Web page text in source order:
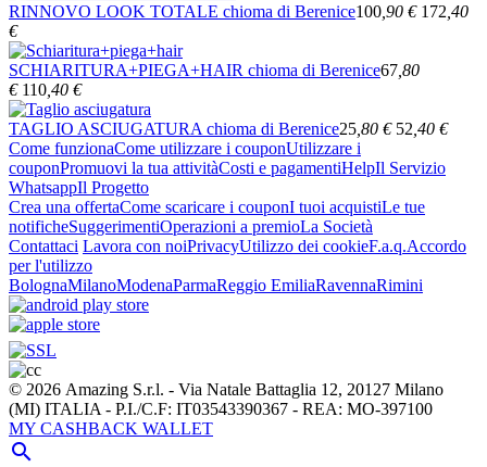
RINNOVO LOOK TOTALE chioma di Berenice100 ,90 € 172 ,40
€
SCHIARITURA+PIEGA+HAIR chioma di Berenice67 ,80
€ 110 ,40 €
TAGLIO ASCIUGATURA chioma di Berenice25 ,80 € 52 ,40 €
Come funzionaCome utilizzare i couponUtilizzare i
couponPromuovi la tua attivitàCosti e pagamentiHelpIl Servizio
WhatsappIl Progetto
Crea una offertaCome scaricare i couponI tuoi acquistiLe tue
notificheSuggerimentiOperazioni a premioLa Società
Contattaci Lavora con noiPrivacyUtilizzo dei cookieF.a.q.Accordo
per l'utilizzo
BolognaMilanoModenaParmaReggio EmiliaRavennaRimini
© 2026 Amazing S.r.l. - Via Natale Battaglia 12, 20127 Milano
(MI) ITALIA - P.I./C.F: IT03543390367 - REA: MO-397100
MY CASHBACK WALLET
